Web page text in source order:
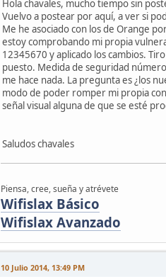
Hola chavales, mucho tiempo sin
Vuelvo a postear por aquí, a ver si
Me he asociado con los de Orange
estoy comprobando mi propia
12345670 y aplicado los cambios.
puesto. Medida de seguridad
me hace nada. La pregunta es ¿los
modo de poder romper mi propia
señal visual alguna de que se esté
Saludos chavales
Piensa, cree, sueña y atrévete
Wifislax Básico
Wifislax Avanzado
10 Julio 2014, 13:49 PM